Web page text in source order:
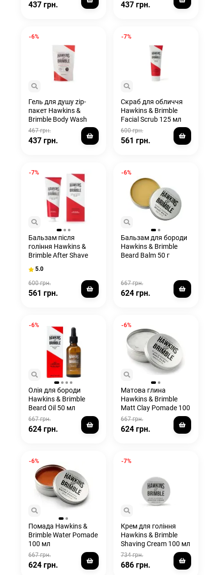
437 грн. 437 грн.
-6%
Гель для душу zip-
пакет Hawkins &
Brimble Body Wash
Pouch 300 мл
467 грн.
437 грн.
-7%
Скраб для обличчя
Hawkins & Brimble
Facial Scrub 125 мл
600 грн.
561 грн.
-7%
Бальзам після
гоління Hawkins &
Brimble After Shave
5.0
600 грн.
561 грн.
-6%
Бальзам для бороди
Hawkins & Brimble
Beard Balm 50 г
667 грн.
624 грн.
-6%
Олія для бороди
Hawkins & Brimble
Beard Oil 50 мл
667 грн.
624 грн.
-6%
Матова глина
Hawkins & Brimble
Matt Clay Pomade 100
мл
667 грн.
624 грн.
-6%
Помада Hawkins &
Brimble Water Pomade
100 мл
667 грн.
624 грн.
-7%
Крем для гоління
Hawkins & Brimble
Shaving Cream 100 мл
734 грн.
686 грн.